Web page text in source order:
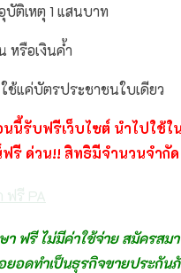
ติเหตุ 1 แสนบาท
หรือเงินค้ำ
ช้แค่บัตรประชาชนใบเดียว
นี้รับฟรีเว็บไซต์ นำไปใช้ใ
รี ด่วน!! สิทธิมีจำนวนจำกัด
า ฟรี ไม่มีค่าใช้จ่าย สมัครส
ยอดทำเป็นธุรกิจขายประกัน